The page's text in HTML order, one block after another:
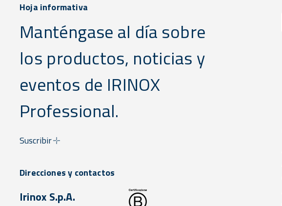
Hoja informativa
Manténgase al día sobre
los productos, noticias y
eventos de IRINOX
Professional.
Suscribir
Direcciones y contactos
Irinox S.p.A.